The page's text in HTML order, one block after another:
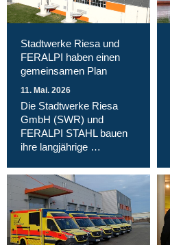
Stadtwerke Riesa und
FERALPI haben einen
gemeinsamen Plan
11. Mai. 2026
Die Stadtwerke Riesa
GmbH (SWR) und
FERALPI STAHL bauen
ihre langjährige …